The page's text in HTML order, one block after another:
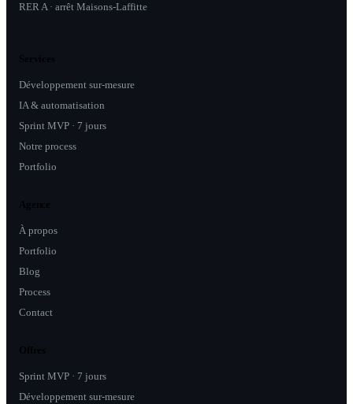
RER A · arrêt Maisons-Laffitte
Développement sur-mesure
IA & automatisation
Sprint MVP · 7 jours
Notre process
Portfolio
À propos
Portfolio
Blog
Process
Contact
Sprint MVP · 7 jours
Développement sur-mesure